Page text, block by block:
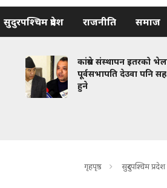
सुदुरपश्चिम प्रदेश राजनीति समाज
कांग्रेस संस्थापन इतरको
पूर्वसभापति देउवा पनि
हुने
गृहपृष्ठ सुदुरपश्चिम प्रदेश